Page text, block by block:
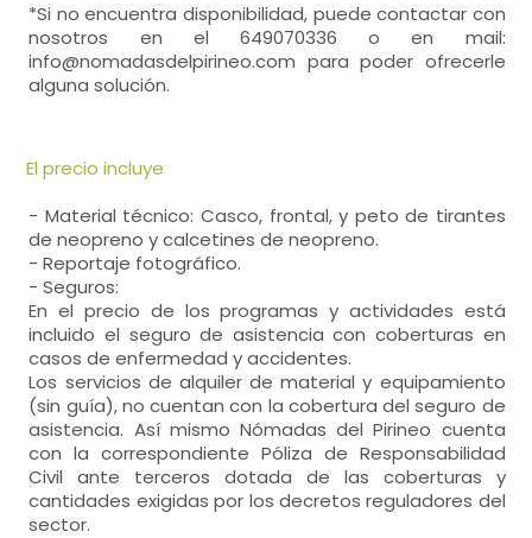
*Si no encuentra disponibilidad, puede contactar con
nosotros en el 649070336 o en mail:
info@nomadasdelpirineo.com para poder ofrecerle
alguna solución.
El precio incluye
- Material técnico: Casco, frontal, y peto de tirantes
de neopreno y calcetines de neopreno.
- Reportaje fotográfico.
- Seguros:
En el precio de los programas y actividades está
incluido el seguro de asistencia con coberturas en
casos de enfermedad y accidentes.
Los servicios de alquiler de material y equipamiento
(sin guía), no cuentan con la cobertura del seguro de
asistencia. Así mismo Nómadas del Pirineo cuenta
con la correspondiente Póliza de Responsabilidad
Civil ante terceros dotada de las coberturas y
cantidades exigidas por los decretos reguladores del
sector.